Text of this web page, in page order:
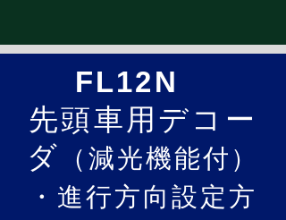
FL12N
先頭車用デコー
ダ （減光機能付）
・進行方向設定方